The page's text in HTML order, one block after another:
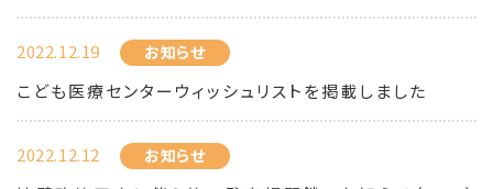
2022.12.19 お知らせ
こども医療センターウィッシュリストを掲載しました
2022.12.12 お知らせ